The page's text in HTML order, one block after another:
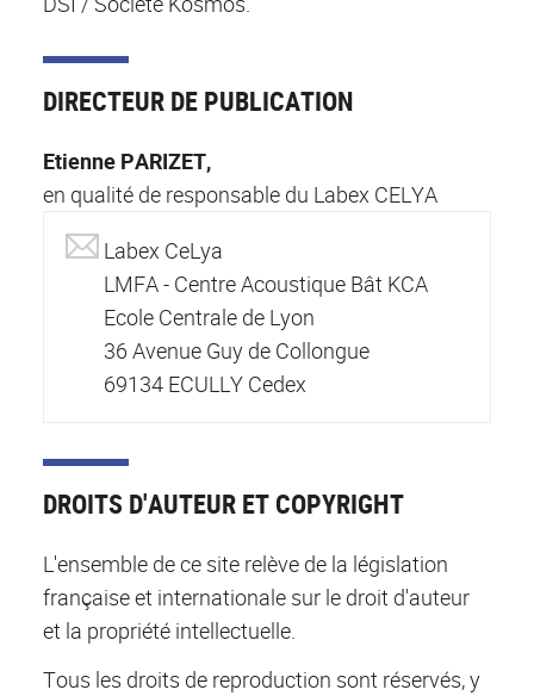
DIRECTEUR DE PUBLICATION
Etienne PARIZET,
en qualité de responsable du Labex CELYA
Labex CeLya
LMFA - Centre Acoustique Bât KCA
Ecole Centrale de Lyon
36 Avenue Guy de Collongue
69134 ECULLY Cedex
DROITS D'AUTEUR ET COPYRIGHT
L'ensemble de ce site relève de la législation
française et internationale sur le droit d'auteur
et la propriété intellectuelle.
Tous les droits de reproduction sont réservés, y